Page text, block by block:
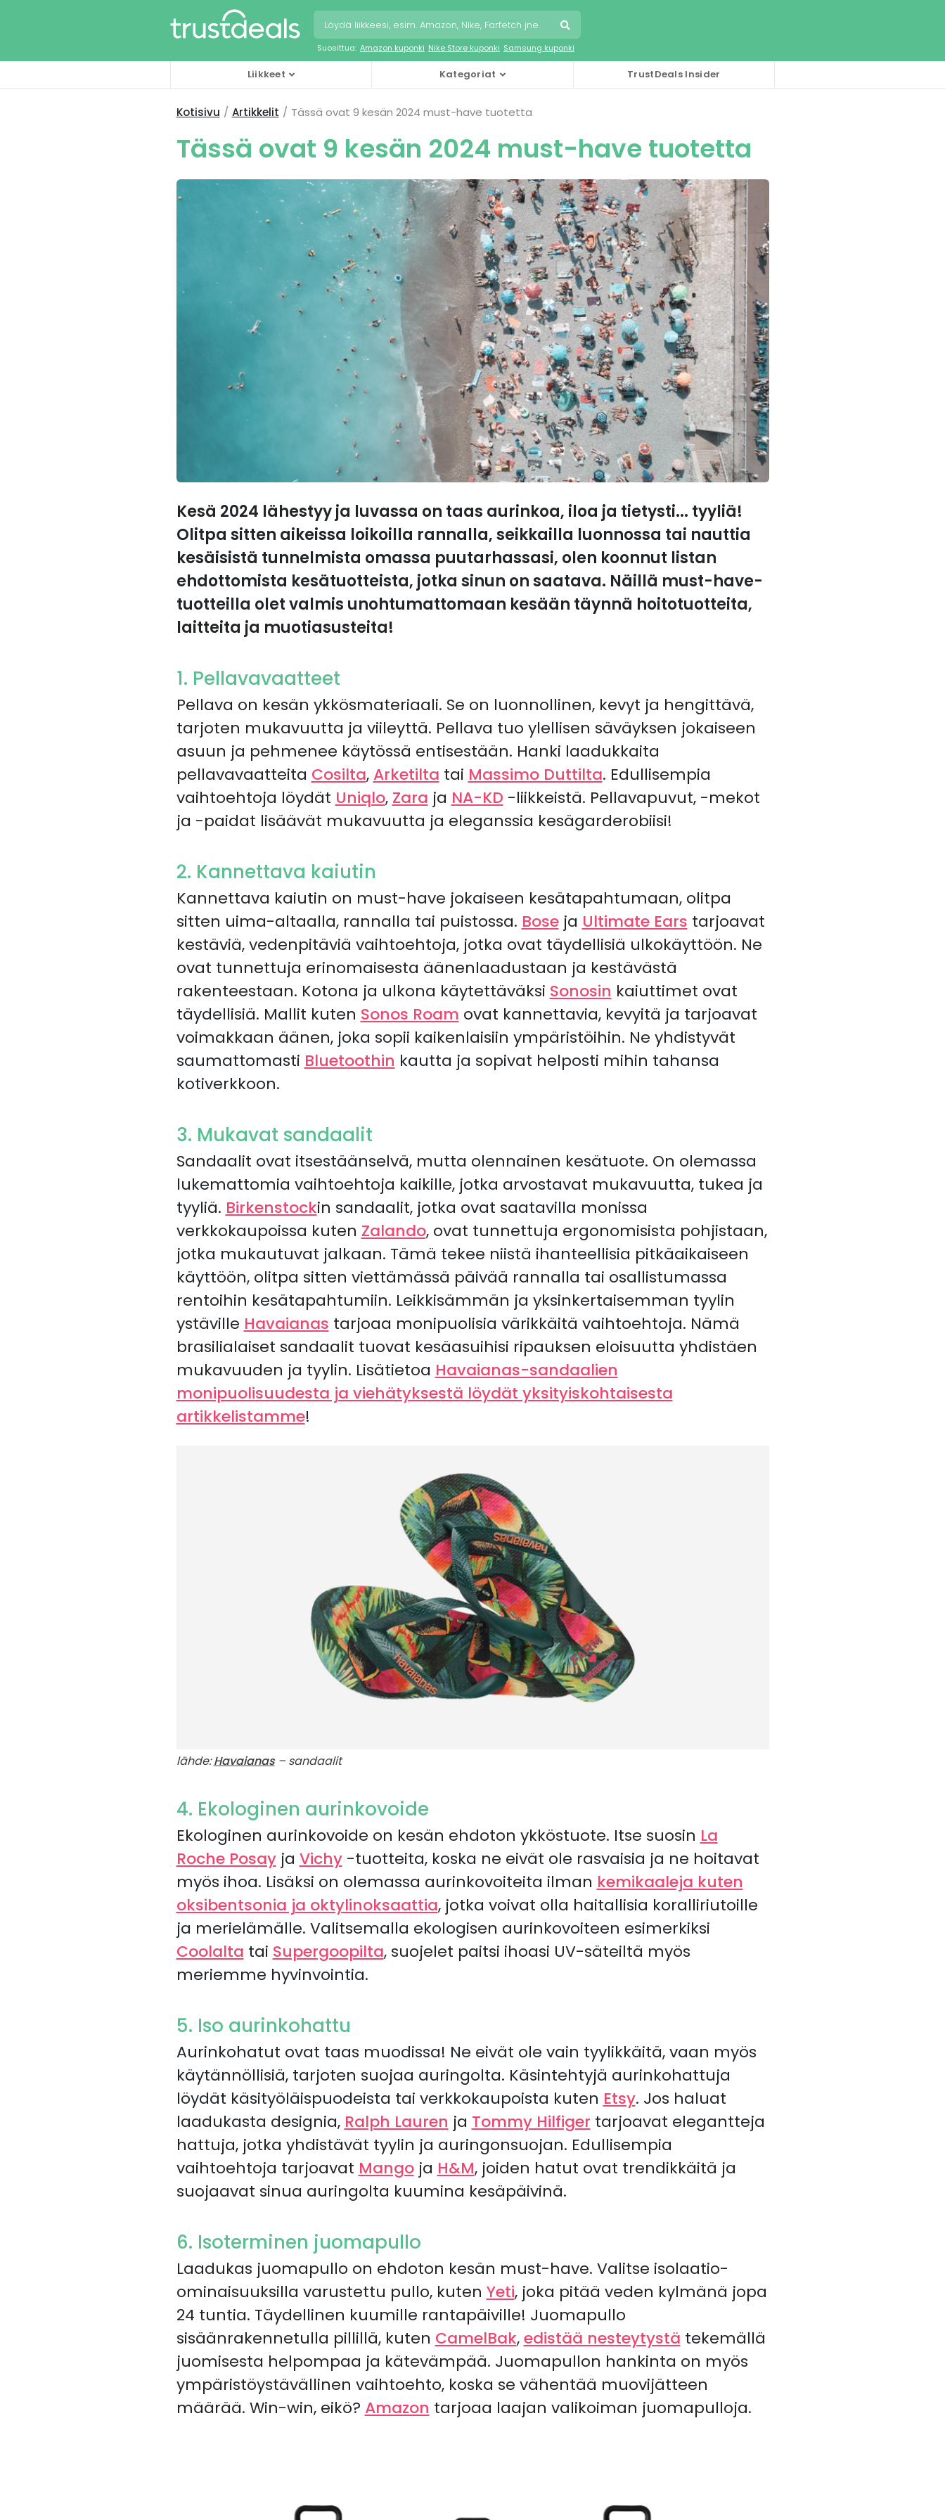
Suosittua: Amazon kuponki Nike Store kuponki Samsung kuponki
Liikkeet Kategoriat TrustDeals Insider
Kotisivu Artikkelit Tässä ovat 9 kesän 2024 must-have tuotetta
Tässä ovat 9 kesän 2024 must-have tuotetta
Kesä 2024 lähestyy ja luvassa on taas aurinkoa, iloa ja tietysti... tyyliä!
Olitpa sitten aikeissa loikoilla rannalla, seikkailla luonnossa tai nauttia
kesäisistä tunnelmista omassa puutarhassasi, olen koonnut listan
ehdottomista kesätuotteista, jotka sinun on saatava. Näillä must-have-
tuotteilla olet valmis unohtumattomaan kesään täynnä hoitotuotteita,
laitteita ja muotiasusteita!
1. Pellavavaatteet
Pellava on kesän ykkösmateriaali. Se on luonnollinen, kevyt ja hengittävä,
tarjoten mukavuutta ja viileyttä. Pellava tuo ylellisen säväyksen jokaiseen
asuun ja pehmenee käytössä entisestään. Hanki laadukkaita
pellavavaatteita Cosilta, Arketilta tai Massimo Duttilta. Edullisempia
vaihtoehtoja löydät Uniqlo, Zara ja NA-KD -liikkeistä. Pellavapuvut, -mekot
ja -paidat lisäävät mukavuutta ja eleganssia kesägarderobiisi!
2. Kannettava kaiutin
Kannettava kaiutin on must-have jokaiseen kesätapahtumaan, olitpa
sitten uima-altaalla, rannalla tai puistossa. Boseja Ultimate Ears tarjoavat
kestäviä, vedenpitäviä vaihtoehtoja, jotka ovat täydellisiä ulkokäyttöön. Ne
ovat tunnettuja erinomaisesta äänenlaadustaan ja kestävästä
rakenteestaan. Kotona ja ulkona käytettäväksi Sonosin kaiuttimet ovat
täydellisiä. Mallit kuten Sonos Roam ovat kannettavia, kevyitä ja tarjoavat
voimakkaan äänen, joka sopii kaikenlaisiin ympäristöihin. Ne yhdistyvät
saumattomasti Bluetoothin kautta ja sopivat helposti mihin tahansa
kotiverkkoon.
3. Mukavat sandaalit
Sandaalit ovat itsestäänselvä, mutta olennainen kesätuote. On olemassa
lukemattomia vaihtoehtoja kaikille, jotka arvostavat mukavuutta, tukea ja
tyyliä. Birkenstockin sandaalit, jotka ovat saatavilla monissa
verkkokaupoissa kuten Zalando, ovat tunnettuja ergonomisista pohjistaan,
jotka mukautuvat jalkaan. Tämä tekee niistä ihanteellisia pitkäaikaiseen
käyttöön, olitpa sitten viettämässä päivää rannalla tai osallistumassa
rentoihin kesätapahtumiin. Leikkisämmän ja yksinkertaisemman tyylin
ystäville Havaianas tarjoaa monipuolisia värikkäitä vaihtoehtoja. Nämä
brasilialaiset sandaalit tuovat kesäasuihisi ripauksen eloisuutta yhdistäen
mukavuuden ja tyylin. Lisätietoa Havaianas-sandaalien
monipuolisuudesta ja viehätyksestä löydät yksityiskohtaisesta
artikkelistamme!
lähde:Havaianas– sandaalit
4. Ekologinen aurinkovoide
Ekologinen aurinkovoide on kesän ehdoton ykköstuote. Itse suosin La
Roche Posayja Vichy-tuotteita, koska ne eivät ole rasvaisia ja ne hoitavat
myös ihoa. Lisäksi on olemassa aurinkovoiteita ilman kemikaaleja kuten
oksibentsonia ja oktylinoksaattia, jotka voivat olla haitallisia koralliriutoille
ja merielämälle. Valitsemalla ekologisen aurinkovoiteen esimerkiksi
Coolalta tai Supergoopilta, suojelet paitsi ihoasi UV-säteiltä myös
meriemme hyvinvointia.
5. Iso aurinkohattu
Aurinkohatut ovat taas muodissa! Ne eivät ole vain tyylikkäitä, vaan myös
käytännöllisiä, tarjoten suojaa auringolta. Käsintehtyjä aurinkohattuja
löydät käsityöläispuodeista tai verkkokaupoista kuten Etsy. Jos haluat
laadukasta designia, Ralph Lauren ja Tommy Hilfiger tarjoavat elegantteja
hattuja, jotka yhdistävät tyylin ja auringonsuojan. Edullisempia
vaihtoehtoja tarjoavat Mangoja H&M, joiden hatut ovat trendikkäitä ja
suojaavat sinua auringolta kuumina kesäpäivinä.
6. Isoterminen juomapullo
Laadukas juomapullo on ehdoton kesän must-have. Valitse isolaatio-
ominaisuuksilla varustettu pullo, kuten Yeti, joka pitää veden kylmänä jopa
24 tuntia. Täydellinen kuumille rantapäiville! Juomapullo
sisäänrakennetulla pillillä, kuten CamelBak,edistää nesteytystä tekemällä
juomisesta helpompaa ja kätevämpää. Juomapullon hankinta on myös
ympäristöystävällinen vaihtoehto, koska se vähentää muovijätteen
määrää. Win-win, eikö? Amazon tarjoaa laajan valikoiman juomapulloja.